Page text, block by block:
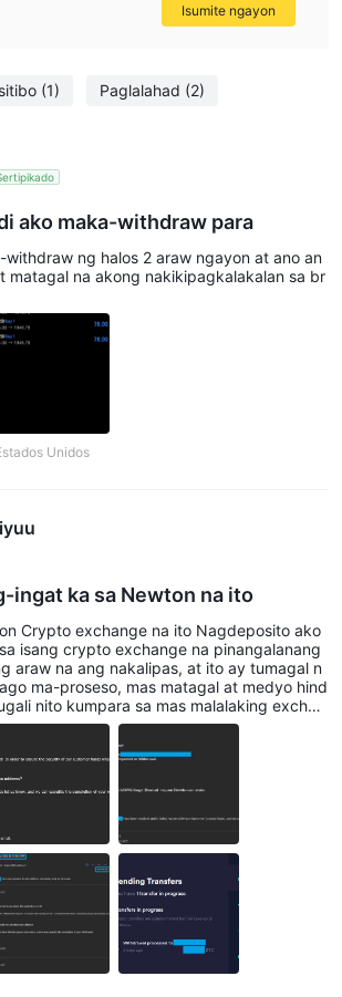
(1) Paglalahad (2)
ako maka-withdraw para
ng halos 2 araw ngayon at ano an
matagal na akong nakikipagkalakalan sa br
Unidos
ingat ka sa Newton na ito
exchange na ito Nagdeposito ako
isang crypto exchange na pinangalanang
araw na ang nakalipas, at ito ay tumagal n
ma-proseso, mas matagal at medyo hind
nito kumpara sa mas malalaking exchan
OKX, Coinbase, Kraken, atbp. Tinanong ko
at sinabi nito na isang beses lang ito
mga susunod na deposito. Gayunpam
sa sinabi ng kinatawan, kaya naisip ko kun
deposito, paano kaya ang withdrawal? Kay
withdrawal ng eksaktong halaga ng BTC n
ngayon ay lagpas na sa 48 oras, naka-'Pe
nito. Samantala, walang sinuman mula s
ugnayan sa akin upang sabihin kung ano
Isumite ngayon